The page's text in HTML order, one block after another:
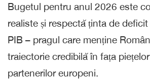
Bugetul pentru anul 2026 este
realiste și respectă ținta de
PIB – pragul care menține
traiectorie credibilă în fața
partenerilor europeni.